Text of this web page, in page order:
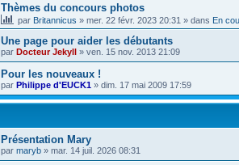
Thèmes du concours photos
par Britannicus » mer. 22 févr. 2023 20:31 » dans En
Une page pour aider les débutants
par Docteur Jekyll » ven. 15 nov. 2013 21:09
Pour les nouveaux !
par Philippe d'EUCK1 » dim. 17 mai 2009 17:59
Présentation Mary
par maryb » mar. 14 juil. 2026 08:31